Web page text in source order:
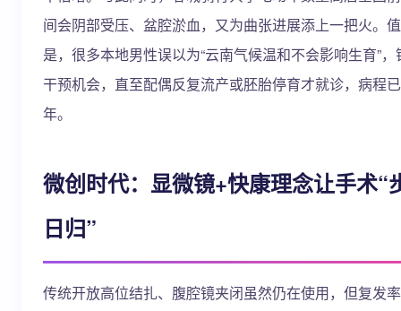
间会阴部受压、盆腔淤血，又为曲张进展添上一把火。
是，很多本地男性误以为“云南气候温和不会影响生育”
干预机会，直至配偶反复流产或胚胎停育才就诊，病程
年。
微创时代：显微镜+快康理念让手术“
日归”
传统开放高位结扎、腹腔镜夹闭虽然仍在使用，但复发